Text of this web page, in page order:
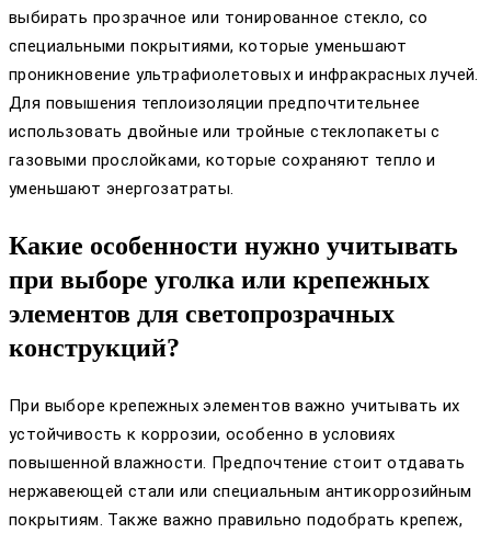
выбирать прозрачное или тонированное стекло, со
специальными покрытиями, которые уменьшают
проникновение ультрафиолетовых и инфракрасных лучей.
Для повышения теплоизоляции предпочтительнее
использовать двойные или тройные стеклопакеты с
газовыми прослойками, которые сохраняют тепло и
уменьшают энергозатраты.
Какие особенности нужно учитывать
при выборе уголка или крепежных
элементов для светопрозрачных
конструкций?
При выборе крепежных элементов важно учитывать их
устойчивость к коррозии, особенно в условиях
повышенной влажности. Предпочтение стоит отдавать
нержавеющей стали или специальным антикоррозийным
покрытиям. Также важно правильно подобрать крепеж,